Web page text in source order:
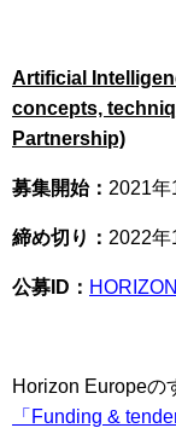
Artificial
concepts,
Partnership)
募集開始： 2021年
締め切り： 2022年
公募ID：
Horizon Europeの
「Funding &